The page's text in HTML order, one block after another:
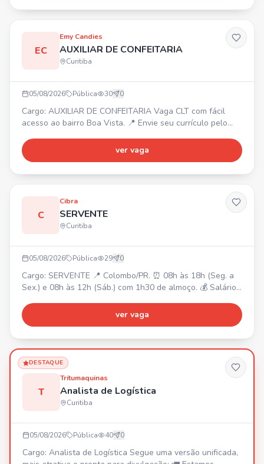
EC
Emy Candies
AUXILIAR DE CONFEITARIA
Curitiba
05/08/2026 Pública 30 0
Cargo: AUXILIAR DE CONFEITARIA Vaga CLT com fácil
acesso ao bairro Boa Vista. 📍 Envie seu currículo pelo
ver vaga
C
Cibra
SERVENTE
Curitiba
05/08/2026 Pública 29 0
Cargo: SERVENTE 📍 Colombo/PR. ⏰ 08h às 18h (Seg. a
Sex.) e 08h às 12h (Sáb.) com 1h30 de almoço. 💰 Salário
• Disposição para esforço físico. • Fácil acesso ao Centro
de Colombo. Responsabilidades: • Auxiliar em produção,
descarregamento e movimentação de materiais. •
Organizaçã
ver vaga
DESTAQUE
T
Tritumaquinas
Analista de Logística
Curitiba
05/08/2026 Pública 40 0
Cargo: Analista de Logística Segue uma versão unificada,